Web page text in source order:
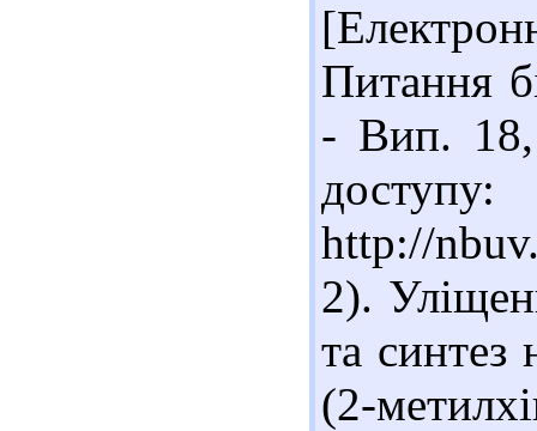
Питання
- Вип.
доступу:
http://
2).
та синтез
(2-